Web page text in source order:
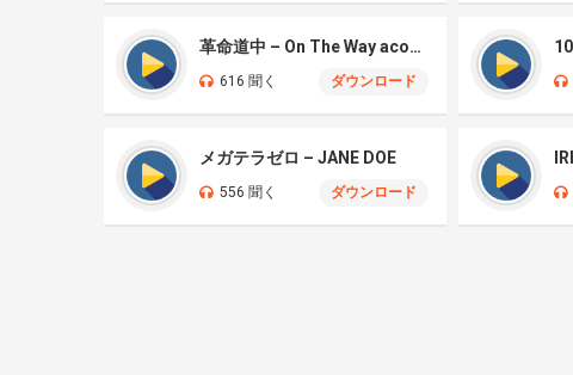
革命道中 – On The Way acoustic ver
616 聞く ダウンロード
メガテラゼロ – JANE DOE
556 聞く ダウンロード